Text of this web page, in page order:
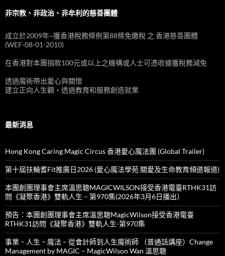
非宗教、非政治、非牟利的慈善團體
成立於2009年~獲香港稅務條例第88條免繳稅 之 香港慈善團體
(WEF-08-01-2010)
在香港對本團捐款100元或以上之機構或人士可憑收據獲稅務減免
透過魔術帶出愛心與關懷
建立正向人生觀‧透過教育和服務創造就業
最新消息
Hong Kong Caring Magic Circus 香港愛心魔法團 (Global Trailer)
第十屆扶輪耆Fit推廣日2026 (愛心魔法學苑 關愛及生命教育頻道報道)
本團創團理事會主席溫思聰MAGICWILSON接受香港電臺RTHK31訪
問《凝聚香港》雙軌人生 – 第970集(2026年3月6日播出）
預告：本團創團理事會主席溫思聰MagicWilson接受香港電臺
RTHK31訪問《凝聚香港》雙軌人生-第970集
事業、人生、魔法 – 從會計師到人生魔術師 （普通話講座）Change
Management by MAGIC – MagicWilson Wan 溫思聰